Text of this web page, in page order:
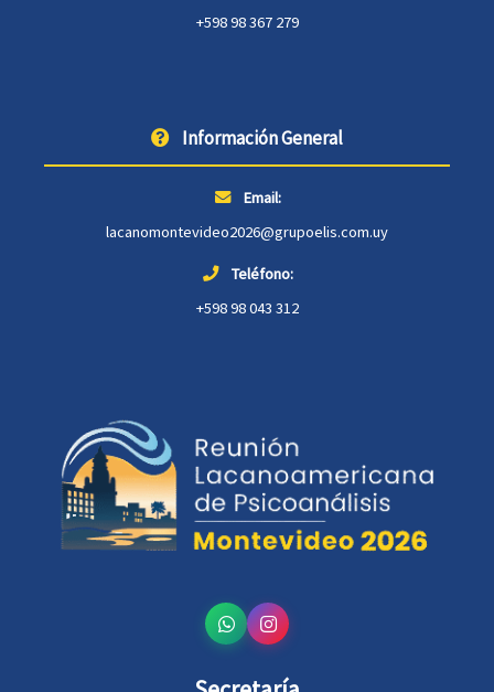
+598 98 367 279
Información General
Email:
lacanomontevideo2026@grupoelis.com.uy
Teléfono:
+598 98 043 312